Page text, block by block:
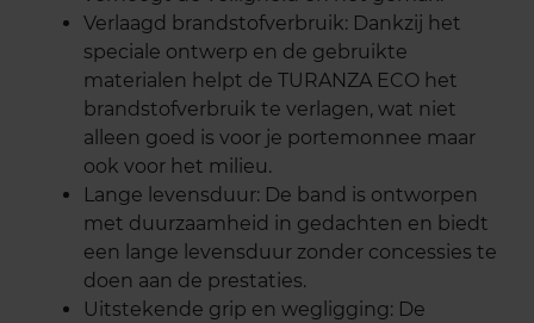
Verlaagd brandstofverbruik: Dankzij het
speciale ontwerp en de gebruikte
materialen helpt de TURANZA ECO het
brandstofverbruik te verlagen, wat niet
alleen goed is voor je portemonnee maar
ook voor het milieu.
Lange levensduur: De band is ontworpen
met duurzaamheid in gedachten en biedt
een lange levensduur zonder concessies te
doen aan de prestaties.
Uitstekende grip en wegligging: De